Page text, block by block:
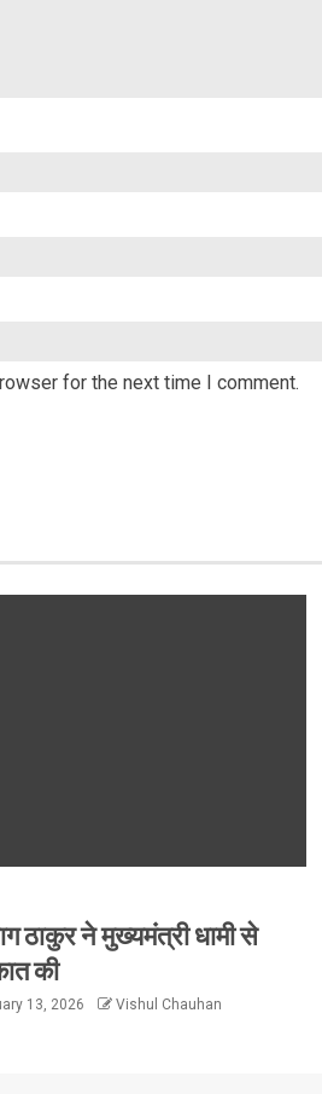
for the next time I comment.
ठाकुर ने मुख्यमंत्री धामी से
की
13, 2026 Vishul Chauhan